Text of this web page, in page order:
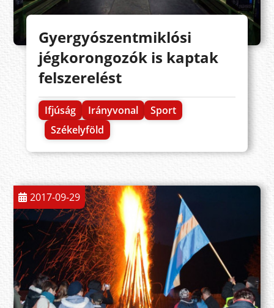
Gyergyószentmiklósi
jégkorongozók is kaptak
felszerelést
Ifjúság Irányvonal
Sport
Székelyföld
2017-09-29